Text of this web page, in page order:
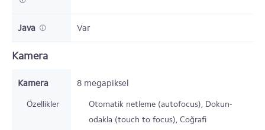
Java Var
Kamera
Kamera 8 megapiksel
Özellikler
Otomatik netleme (autofocus), Dokun-
odakla (touch to focus), Coğrafi